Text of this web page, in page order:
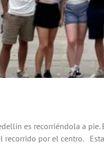
es recorriéndola a
recorrido por el centro.